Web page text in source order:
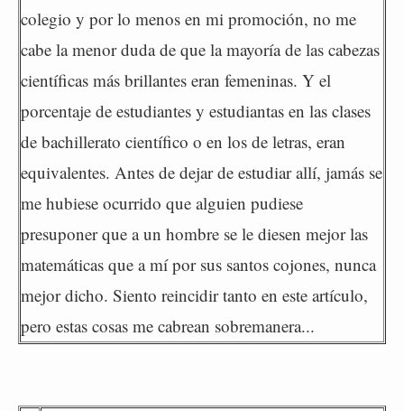
colegio y por lo menos en mi promoción, no me
cabe la menor duda de que la mayoría de las cabezas
científicas más brillantes eran femeninas. Y el
porcentaje de estudiantes y estudiantas en las clases
de bachillerato científico o en los de letras, eran
equivalentes. Antes de dejar de estudiar allí, jamás se
me hubiese ocurrido que alguien pudiese
presuponer que a un hombre se le diesen mejor las
matemáticas que a mí por sus santos cojones, nunca
mejor dicho. Siento reincidir tanto en este artículo,
pero estas cosas me cabrean sobremanera...